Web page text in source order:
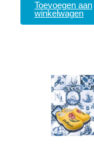
Toevoegen aan
winkelwagen